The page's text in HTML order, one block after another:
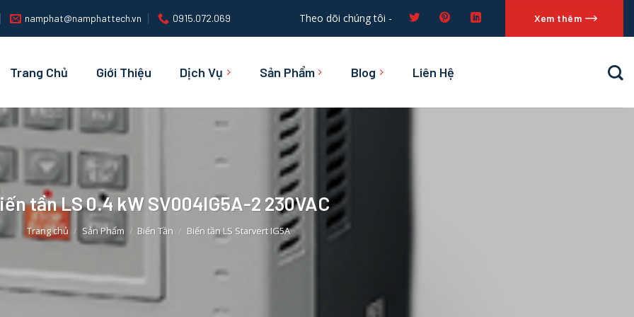
namphat@namphattech.vn 0915.072.069 Theo dõi chúng tôi - Xem thêm
Trang Chủ Giới Thiệu Dịch Vụ Sản Phẩm Blog Liên Hệ
tần LS 0.4 kW SV004IG5A-2 230VAC
Trang chủ / Sản Phẩm / Biến Tần / Biến tần LS Starvert IG5A